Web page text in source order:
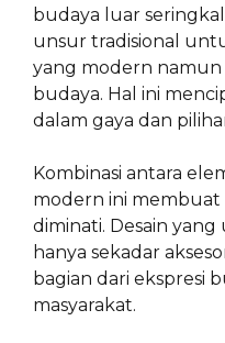
budaya luar
unsur tradisional
yang modern
budaya. Hal ini
dalam gaya dan
Kombinasi antara
modern ini
diminati. Desain
hanya sekadar
bagian dari ekspresi
masyarakat.